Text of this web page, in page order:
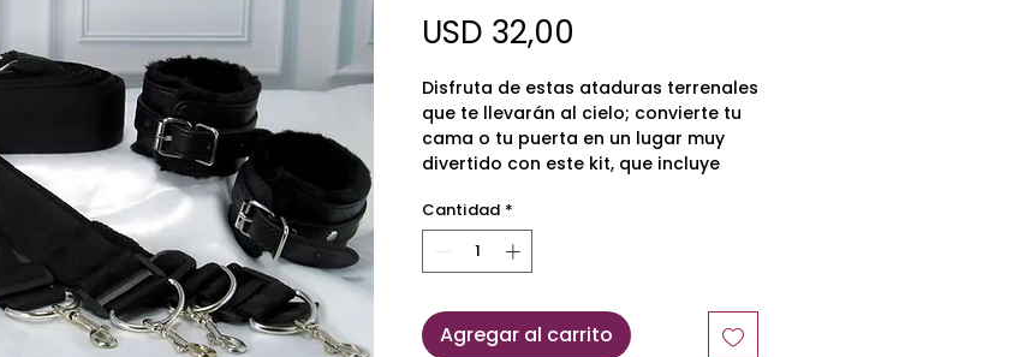
USD 32,00
Disfruta de estas ataduras terrenales
que te llevarán al cielo; convierte tu
cama o tu puerta en un lugar muy
divertido con este kit, que incluye
Cantidad *
Agregar al carrito